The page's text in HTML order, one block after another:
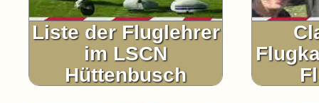
Liste der Fluglehrer
im LSCN
Hüttenbusch